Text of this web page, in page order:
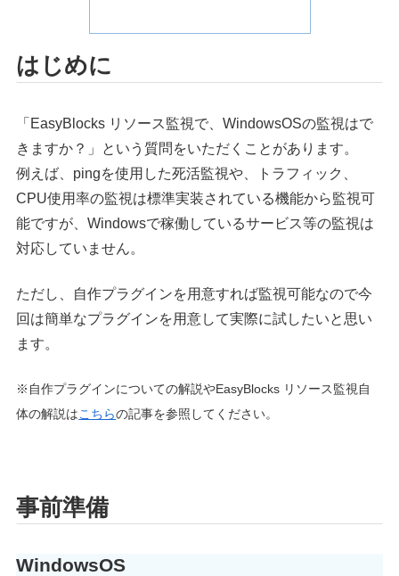
はじめに
「EasyBlocks リソース監視で、WindowsOSの監視はで
きますか？」という質問をいただくことがあります。
例えば、pingを使用した死活監視や、トラフィック、
CPU使用率の監視は標準実装されている機能から監視可
能ですが、Windowsで稼働しているサービス等の監視は
対応していません。
ただし、自作プラグインを用意すれば監視可能なので今
回は簡単なプラグインを用意して実際に試したいと思い
ます。
※自作プラグインについての解説やEasyBlocks リソース監視自
体の解説はこちらの記事を参照してください。
事前準備
WindowsOS